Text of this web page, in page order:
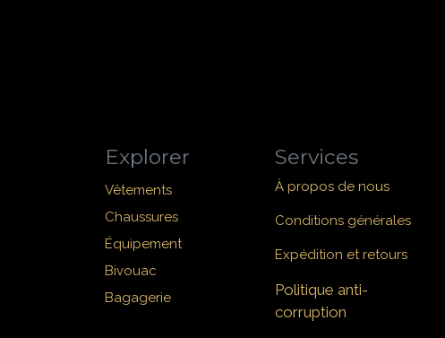
Explorer
Vêtements
Chaussures
Équipement
Bivouac
Bagagerie
Services
À propos de nous
Conditions générales
Expédition et retours
Politique anti-
corruption